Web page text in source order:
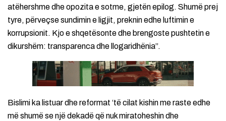
atëhershme dhe opozita e sotme, gjetën epilog. Shumë prej
tyre, përveçse sundimin e ligjit, preknin edhe luftimin e
korrupsionit. Kjo e shqetësonte dhe brengoste pushtetin e
dikurshëm: transparenca dhe llogaridhënia”.
Bislimi ka listuar dhe reformat ‘të cilat kishin me raste edhe
më shumë se një dekadë që nuk miratoheshin dhe